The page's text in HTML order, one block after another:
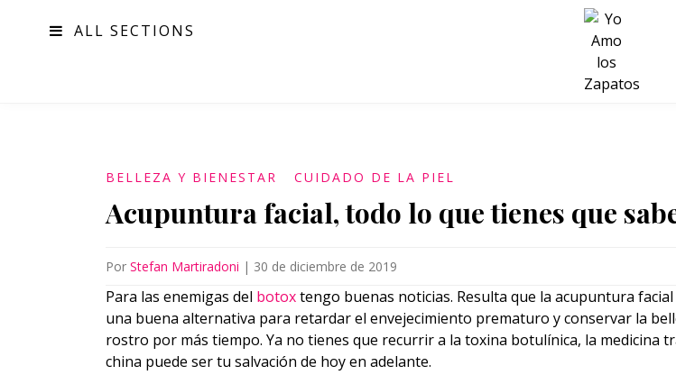
ALL SECTIONS
SALUD
BELLEZA Y BIENESTAR CUIDADO DE LA PIEL
Acupuntura facial, todo lo que tienes que
Por Stefan Martiradoni | 30 de diciembre de 2019
Para las enemigas del botoxtengo buenas noticias. Resulta que la acupuntura
una buena alternativa para retardar el envejecimiento prematuro y conservar la
rostro por más tiempo. Ya no tienes que recurrir a la toxina botulínica, la medicina
china puede ser tu salvación de hoy en adelante.